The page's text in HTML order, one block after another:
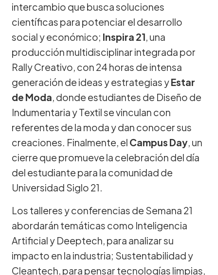
intercambio que busca soluciones
científicas para potenciar el desarrollo
social y económico; Inspira 21, una
producción multidisciplinar integrada por
Rally Creativo, con 24 horas de intensa
generación de ideas y estrategias yEstar
de Moda, donde estudiantes de Diseño de
Indumentaria y Textil se vinculan con
referentes de la moda y dan conocer sus
creaciones. Finalmente, el Campus Day, un
cierre que promueve la celebración del día
del estudiante para la comunidad de
Universidad Siglo 21.
Los talleres y conferencias de Semana 21
abordarán temáticas como Inteligencia
Artificial y Deeptech, para analizar su
impacto en la industria; Sustentabilidad y
Cleantech, para pensar tecnologías limpias,